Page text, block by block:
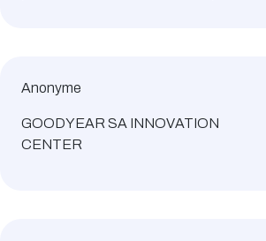
Anonyme
GOODYEAR SA INNOVATION
CENTER